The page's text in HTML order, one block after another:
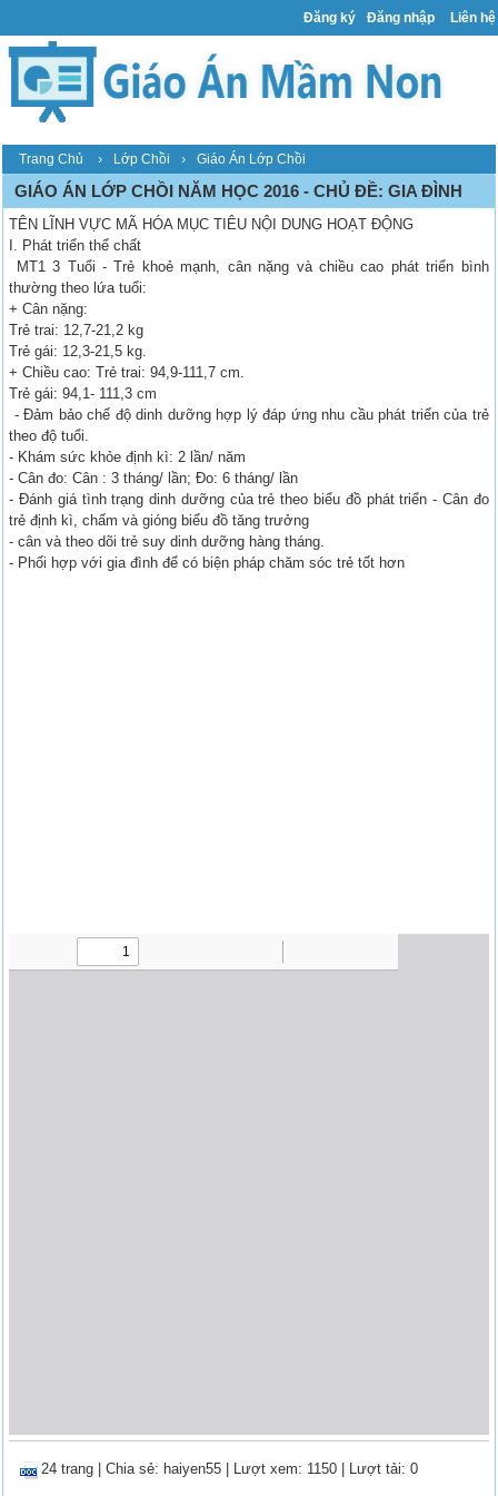
Đăng ký Đăng nhập Liên hệ
Trang Chủ › Lớp Chồi › Giáo Án Lớp Chồi
GIÁO ÁN LỚP CHỒI NĂM HỌC 2016 - CHỦ ĐỀ: GIA ĐÌNH
TÊN LĨNH VỰC MÃ HÓA MỤC TIÊU NỘI DUNG HOẠT ĐỘNG
I. Phát triển thể chất
MT1 3 Tuổi - Trẻ khoẻ mạnh, cân nặng và chiều cao phát triển bình
thường theo lứa tuổi:
+ Cân nặng:
Trẻ trai: 12,7-21,2 kg
Trẻ gái: 12,3-21,5 kg.
+ Chiều cao: Trẻ trai: 94,9-111,7 cm.
Trẻ gái: 94,1- 111,3 cm
- Đảm bảo chế độ dinh dưỡng hợp lý đáp ứng nhu cầu phát triển của trẻ
theo độ tuổi.
- Khám sức khỏe định kì: 2 lần/ năm
- Cân đo: Cân : 3 tháng/ lần; Đo: 6 tháng/ lần
- Đánh giá tình trạng dinh dưỡng của trẻ theo biểu đồ phát triển - Cân đo
trẻ định kì, chấm và gióng biểu đồ tăng trưởng
- cân và theo dõi trẻ suy dinh dưỡng hàng tháng.
- Phối hợp với gia đình để có biện pháp chăm sóc trẻ tốt hơn
24 trang |Chia sẻ: haiyen55 | Lượt xem: 1150 | Lượt tải: 0